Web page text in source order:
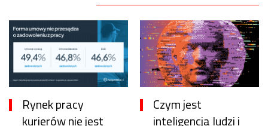
Rynek pracy
kurierów nie jest
Czym jest
inteligencja ludzi i